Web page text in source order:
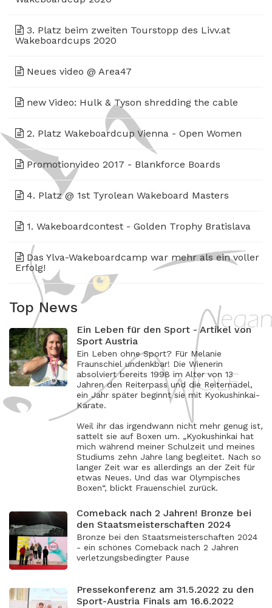
3. Platz beim zweiten Tourstopp des Livv.at
Wakeboardcups 2020
Neues video @ Area47
new Video: Hulk & Tyson shredding the cable
2. Platz Wakeboardcup Vienna - Open Women
Promotionvideo 2017 - Blankforce Boards
4. Platz @ 1st Tyrolean Wakeboard Masters
1. Wakeboardcontest - Golden Trophy Bratislava
Das Ylva-Wakeboardcamp war mehr als ein voller
Erfolg!
Top News
Ein Leben für den Sport - Artikel von
Sport Austria
Ein Leben ohne Sport? Für Melanie
Fraunschiel undenkbar! Die Wienerin
absolviert bereits 1998 im Alter von 13
Jahren den Reiterpass und die Reiternadel,
ein Jahr später beginnt sie mit Kyokushinkai-
Karate.
Weil ihr das irgendwann nicht mehr genug ist,
sattelt sie auf Boxen um. „Kyokushinkai hat
mich während meiner Schulzeit und meines
Studiums zehn Jahre lang begleitet. Nach so
langer Zeit war es allerdings an der Zeit für
etwas Neues. Und das war Olympisches
Boxen“, blickt Frauenschiel zurück.
Comeback nach 2 Jahren! Bronze bei
den Staatsmeisterschaften 2024
Bronze bei den Staatsmeisterschaften 2024
- ein schönes Comeback nach 2 Jahren
verletzungsbedingter Pause
Pressekonferenz am 31.5.2022 zu den
Sport-Austria Finals am 16.6.2022